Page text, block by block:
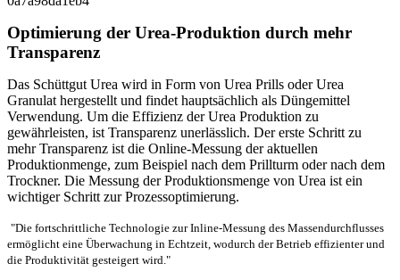
Optimierung der Urea-Produktion durch mehr
Transparenz
Das Schüttgut Urea wird in Form von Urea Prills oder Urea
Granulat hergestellt und findet hauptsächlich als Düngemittel
Verwendung. Um die Effizienz der Urea Produktion zu
gewährleisten, ist Transparenz unerlässlich. Der erste Schritt zu
mehr Transparenz ist die Online-Messung der aktuellen
Produktionmenge, zum Beispiel nach dem Prillturm oder nach dem
Trockner. Die Messung der Produktionsmenge von Urea ist ein
wichtiger Schritt zur Prozessoptimierung.
"Die fortschrittliche Technologie zur Inline-Messung des Massendurchflusses
ermöglicht eine Überwachung in Echtzeit, wodurch der Betrieb effizienter und
die Produktivität gesteigert wird."